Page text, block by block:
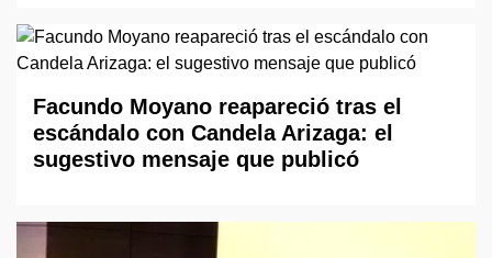
Facundo Moyano reapareció tras el
escándalo con Candela Arizaga: el
sugestivo mensaje que publicó